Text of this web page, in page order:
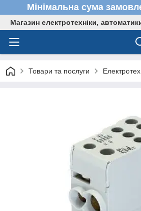
Мінімальна сума
Магазин електротехніки, автоматики
Товари та послуги